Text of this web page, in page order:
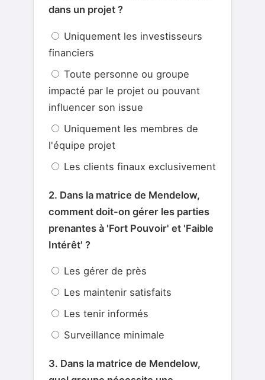
dans un projet ?
Uniquement les investisseurs
financiers
Toute personne ou groupe
impacté par le projet ou pouvant
influencer son issue
Uniquement les membres de
l'équipe projet
Les clients finaux exclusivement
2. Dans la matrice de Mendelow,
comment doit-on gérer les parties
prenantes à 'Fort Pouvoir' et 'Faible
Intérêt' ?
Les gérer de près
Les maintenir satisfaits
Les tenir informés
Surveillance minimale
3. Dans la matrice de Mendelow,